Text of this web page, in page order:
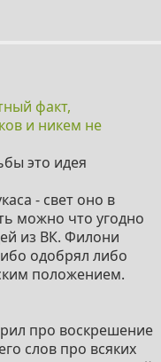
факт,
и никем не
это идея
- свет оно в
можно что угодно
из ВК. Филони
одобрял либо
положением.
про воскрешение
слов про всяких